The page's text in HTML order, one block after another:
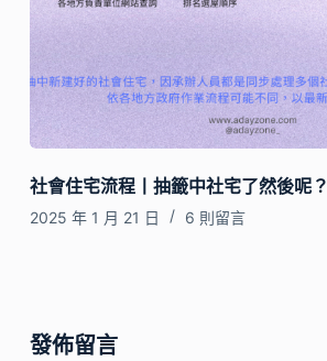
社會住宅流程丨抽籤中社宅了然後呢？
2025 年 1 月 21 日 6 則留言
發佈留言